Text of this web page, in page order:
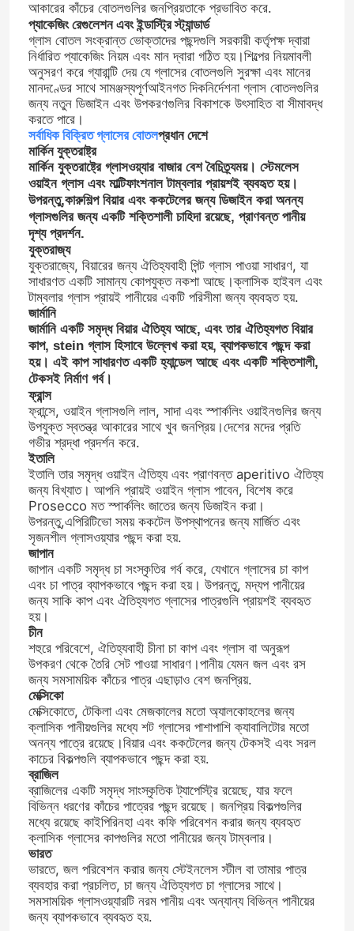
বাড়ি
পণ্য
আমাদের সম্পর্কে
কারখানা ভ্রমণ
মান নিয়ন্ত্রণ
আমাদের সাথে যোগাযোগ করুন
আকারের কাঁচের বোতলগুলির জনপ্রিয়তাকে প্রভাবিত করে.
প্যাকেজিং রেগুলেশন এবং ইন্ডাস্ট্রি স্ট্যান্ডার্ড
গ্লাস বোতল সংক্রান্ত ভোক্তাদের পছন্দগুলি সরকারী কর্তৃপক্ষ দ্বারা
নির্ধারিত প্যাকেজিং নিয়ম এবং মান দ্বারা গঠিত হয়।শিল্পের নিয়মাবলী
অনুসরণ করে গ্যারান্টি দেয় যে গ্লাসের বোতলগুলি সুরক্ষা এবং মানের
মানদণ্ডের সাথে সামঞ্জস্যপূর্ণআইনগত দিকনির্দেশনা গ্লাস বোতলগুলির
জন্য নতুন ডিজাইন এবং উপকরণগুলির বিকাশকে উৎসাহিত বা সীমাবদ্ধ
করতে পারে।
সর্বাধিক বিক্রিত গ্লাসের বোতলপ্রধান দেশে
মার্কিন যুক্তরাষ্ট্র
মার্কিন যুক্তরাষ্ট্রে গ্লাসওয়্যার বাজার বেশ বৈচিত্র্যময়। স্টেমলেস
ওয়াইন গ্লাস এবং মাল্টিফাংশনাল টাম্বলার প্রায়শই ব্যবহৃত হয়।
উপরন্তু,কারুশিল্প বিয়ার এবং ককটেলের জন্য ডিজাইন করা অনন্য
গ্লাসগুলির জন্য একটি শক্তিশালী চাহিদা রয়েছে, প্রাণবন্ত পানীয়
দৃশ্য প্রদর্শন.
যুক্তরাজ্য
যুক্তরাজ্যে, বিয়ারের জন্য ঐতিহ্যবাহী পিন্ট গ্লাস পাওয়া সাধারণ, যা
সাধারণত একটি সামান্য কোপযুক্ত নকশা আছে।ক্লাসিক হাইবল এবং
টাম্বলার গ্লাস প্রায়ই পানীয়ের একটি পরিসীমা জন্য ব্যবহৃত হয়.
জার্মানি
জার্মানি একটি সমৃদ্ধ বিয়ার ঐতিহ্য আছে, এবং তার ঐতিহ্যগত বিয়ার
কাপ, stein গ্লাস হিসাবে উল্লেখ করা হয়, ব্যাপকভাবে পছন্দ করা
হয়। এই কাপ সাধারণত একটি হ্যান্ডেল আছে এবং একটি শক্তিশালী,
টেকসই নির্মাণ গর্ব।
ফ্রান্স
ফ্রান্সে, ওয়াইন গ্লাসগুলি লাল, সাদা এবং স্পার্কলিং ওয়াইনগুলির জন্য
উপযুক্ত স্বতন্ত্র আকারের সাথে খুব জনপ্রিয়।দেশের মদের প্রতি
গভীর শ্রদ্ধা প্রদর্শন করে.
ইতালি
ইতালি তার সমৃদ্ধ ওয়াইন ঐতিহ্য এবং প্রাণবন্ত aperitivo ঐতিহ্য
জন্য বিখ্যাত। আপনি প্রায়ই ওয়াইন গ্লাস পাবেন, বিশেষ করে
Prosecco মত স্পার্কলিং জাতের জন্য ডিজাইন করা।
উপরন্তু,এপিরিটিভো সময় ককটেল উপস্থাপনের জন্য মার্জিত এবং
সৃজনশীল গ্লাসওয়্যার পছন্দ করা হয়.
জাপান
জাপান একটি সমৃদ্ধ চা সংস্কৃতির গর্ব করে, যেখানে গ্লাসের চা কাপ
এবং চা পাত্র ব্যাপকভাবে পছন্দ করা হয়। উপরন্তু, মদ্যপ পানীয়ের
জন্য সাকি কাপ এবং ঐতিহ্যগত গ্লাসের পাত্রগুলি প্রায়শই ব্যবহৃত
হয়।
চীন
শহুরে পরিবেশে, ঐতিহ্যবাহী চীনা চা কাপ এবং গ্লাস বা অনুরূপ
উপকরণ থেকে তৈরি সেট পাওয়া সাধারণ।পানীয় যেমন জল এবং রস
জন্য সমসাময়িক কাঁচের পাত্র এছাড়াও বেশ জনপ্রিয়.
মেক্সিকো
মেক্সিকোতে, টেকিলা এবং মেজকালের মতো অ্যালকোহলের জন্য
ক্লাসিক পানীয়গুলির মধ্যে শট গ্লাসের পাশাপাশি ক্যাবালিটোর মতো
অনন্য পাত্রে রয়েছে।বিয়ার এবং ককটেলের জন্য টেকসই এবং সরল
কাচের বিকল্পগুলি ব্যাপকভাবে পছন্দ করা হয়.
ব্রাজিল
ব্রাজিলের একটি সমৃদ্ধ সাংস্কৃতিক ট্যাপেস্ট্রি রয়েছে, যার ফলে
বিভিন্ন ধরণের কাঁচের পাত্রের পছন্দ রয়েছে। জনপ্রিয় বিকল্পগুলির
মধ্যে রয়েছে কাইপিরিনহা এবং কফি পরিবেশন করার জন্য ব্যবহৃত
ক্লাসিক গ্লাসের কাপগুলির মতো পানীয়ের জন্য টাম্বলার।
ভারত
ভারতে, জল পরিবেশন করার জন্য স্টেইনলেস স্টীল বা তামার পাত্র
ব্যবহার করা প্রচলিত, চা জন্য ঐতিহ্যগত চা গ্লাসের সাথে।
সমসাময়িক গ্লাসওয়্যারটি নরম পানীয় এবং অন্যান্য বিভিন্ন পানীয়ের
জন্য ব্যাপকভাবে ব্যবহৃত হয়.